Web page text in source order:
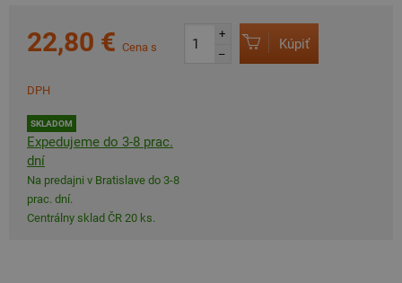
22,80 € Cena s
DPH
SKLADOM
Expedujeme do 3-8 prac.
dní
Na predajni v Bratislave do 3-8
prac. dní.
Centrálny sklad ČR 20 ks.
+
–
Kúpiť